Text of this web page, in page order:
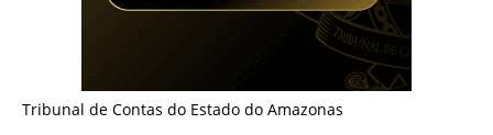
Tribunal de Contas do Estado do Amazonas